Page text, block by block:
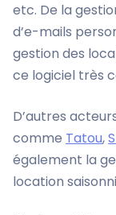
etc. De la
d’e-mails
gestion des
ce logiciel très
D’autres
comme Tatou,
également la
location